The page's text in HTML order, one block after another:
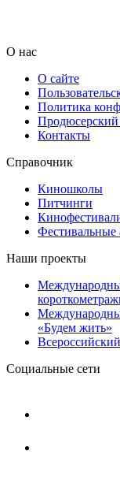
О нас
О сайте
Политика
Продюсерский
Контакты
Справочник
Киношколы
Питчинги
Фестивальные
Наши проекты
«Будем жить»
Социальные сети